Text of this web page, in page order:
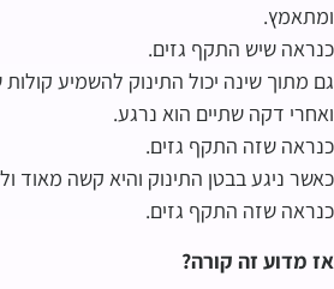
ומתאמץ.
כנראה שיש התקף גזים.
גם מתוך שינה יכול התינוק להשמיע
ואחרי דקה שתיים הוא נרגע.
כנראה שזה התקף גזים.
כאשר ניגע בבטן התינוק והיא קשה מאוד
כנראה שזה התקף גזים.
אז מדוע זה קורה?